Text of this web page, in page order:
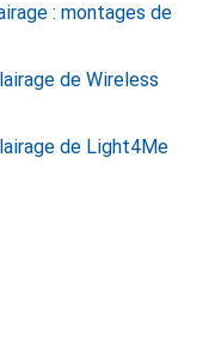
: montages de
de Wireless
de Light4Me